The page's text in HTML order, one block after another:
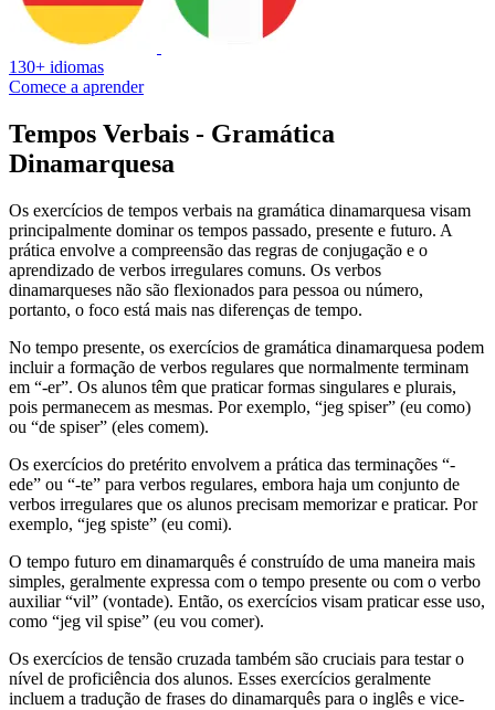
130+ idiomas
Comece a aprender
Tempos Verbais - Gramática
Dinamarquesa
Os exercícios de tempos verbais na gramática dinamarquesa visam
principalmente dominar os tempos passado, presente e futuro. A
prática envolve a compreensão das regras de conjugação e o
aprendizado de verbos irregulares comuns. Os verbos
dinamarqueses não são flexionados para pessoa ou número,
portanto, o foco está mais nas diferenças de tempo.
No tempo presente, os exercícios de gramática dinamarquesa podem
incluir a formação de verbos regulares que normalmente terminam
em “-er”. Os alunos têm que praticar formas singulares e plurais,
pois permanecem as mesmas. Por exemplo, “jeg spiser” (eu como)
ou “de spiser” (eles comem).
Os exercícios do pretérito envolvem a prática das terminações “-
ede” ou “-te” para verbos regulares, embora haja um conjunto de
verbos irregulares que os alunos precisam memorizar e praticar. Por
exemplo, “jeg spiste” (eu comi).
O tempo futuro em dinamarquês é construído de uma maneira mais
simples, geralmente expressa com o tempo presente ou com o verbo
auxiliar “vil” (vontade). Então, os exercícios visam praticar esse uso,
como “jeg vil spise” (eu vou comer).
Os exercícios de tensão cruzada também são cruciais para testar o
nível de proficiência dos alunos. Esses exercícios geralmente
incluem a tradução de frases do dinamarquês para o inglês e vice-